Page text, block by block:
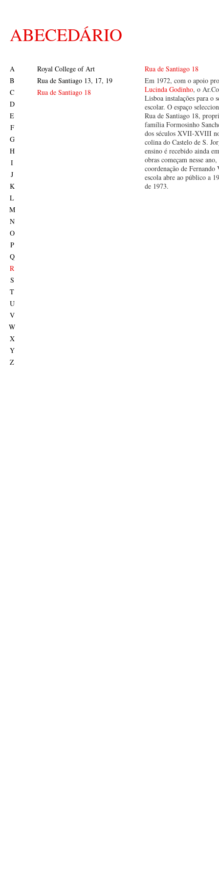
ABECEDÁRIO
A
B
C
D
E
F
G
H
I
J
K
L
M
N
O
P
Q
R
S
T
U
V
W
X
Y
Z
Royal College of Art
Rua de Santiago 13, 17, 19
Rua de Santiago 18
Rua de Santiago 18
Em 1972, com o apoio
Lucinda Godinho, o
Lisboa instalações para o
escolar. O espaço
Rua de Santiago 18,
família Formosinho
dos séculos XVII-XVIII
colina do Castelo de S.
ensino é recebido ainda
obras começam nesse ano,
coordenação de Fernando
escola abre ao público a
de 1973.